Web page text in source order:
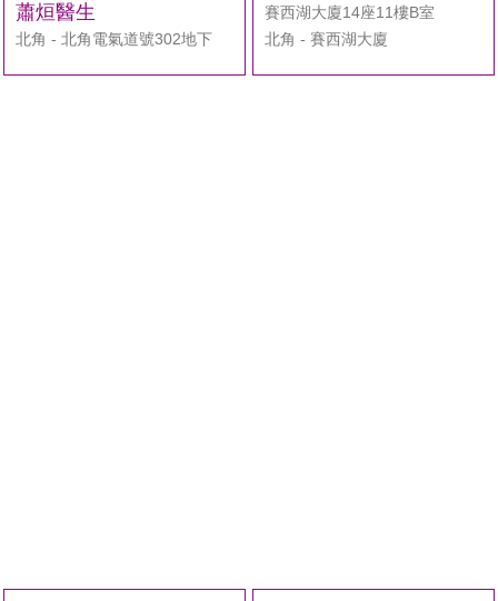
賽西湖大廈14座11樓B室
北角 - 賽西湖大廈
蕭烜醫生
北角 - 北角電氣道號302地下